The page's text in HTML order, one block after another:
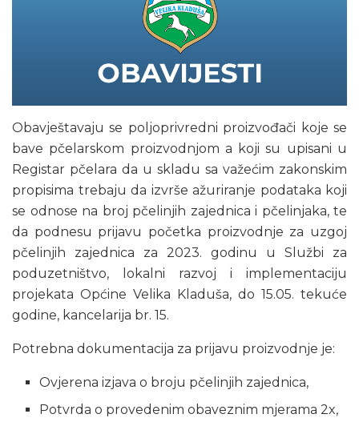
Obavještavaju se poljoprivredni proizvođači koje se
bave pčelarskom proizvodnjom a koji su upisani u
Registar pčelara da u skladu sa važećim zakonskim
propisima trebaju da izvrše ažuriranje podataka koji
se odnose na broj pčelinjih zajednica i pčelinjaka, te
da podnesu prijavu početka proizvodnje za uzgoj
pčelinjih zajednica za 2023. godinu u Službi za
poduzetništvo, lokalni razvoj i implementaciju
projekata Općine Velika Kladuša, do 15.05. tekuće
godine, kancelarija br. 15.
Potrebna dokumentacija za prijavu proizvodnje je:
Ovjerena izjava o broju pčelinjih zajednica,
Potvrda o provedenim obaveznim mjerama 2x,